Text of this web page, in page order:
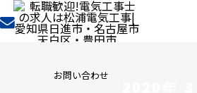
お問い合わせ